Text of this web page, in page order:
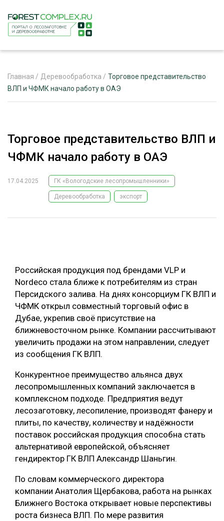
РЕКЛАМОДАТЕЛЯМ
ЛЕСНОЕ ХОЗЯЙСТВО
ЛЕСОЗАГОТОВКА
БИОЭНЕРГЕТИКА
ЛЕСОВОССТАНОВЛЕНИЕ И ЗАЩИТА
ЛОГИСТИКА
ПРОИЗВОДСТВО ДРЕВЕСНЫХ ПЛИТ
ЦБП
КОМПЛЕКСНАЯ ПЕРЕРАБОТКА
ЛЕСОПИЛЕНИЕ
ДЕРЕВЯННОЕ ДОМОСТРОЕНИЕ
БЕЗОПАСНОЕ ПРОИЗВОДСТВО
СОРТИРОВКА ДРЕВЕСИНЫ
СУШКА ДРЕВЕСИНЫ
МЕБЕЛЬНОЕ ПРОИЗВОДСТВО
ТЕМАТИЧЕСКИЕ ПРОЕКТЫ
ПОДБОРКИ СТАТЕЙ
Главная / Деревообработка / Торговое представительство
ВЛП и ЧФМК начало работу в ОАЭ
Торговое представительство ВЛП и
ЧФМК начало работу в ОАЭ
17.04.2025 ГК «Вологодские лесопромышленники»
Деревообработка экспорт
Российская продукция под брендами VLP и
Nordeco стала ближе к потребителям из стран
Персидского залива. На днях консорциум ГК ВЛП и
ЧФМК открыл совместный торговый офис в
Дубае, укрепив своё присутствие на
ближневосточном рынке. Компании рассчитывают
увеличить продажи на этом направлении, следует
из сообщения ГК ВЛП.
Конкурентное преимущество альянса двух
лесопромышленных компаний заключается в
комплексном подходе. Предприятия ведут
лесозаготовку, лесопиление, производят фанеру и
плиты, по качеству, количеству и надёжности
поставок российская продукция способна стать
альтернативой европейской, объясняет
гендиректор ГК ВЛП Александр Шаньгин.
По словам коммерческого директора
компании Анатолия Щербакова, работа на рынках
Ближнего Востока открывает новые перспективы
роста бизнеса ВЛП. По мере развития